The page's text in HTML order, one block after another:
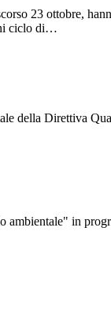
23 ottobre,
ciclo di…
della Direttiva
in